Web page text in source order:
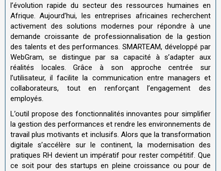
l’évolution rapide du secteur des ressources humaines en
Afrique. Aujourd’hui, les entreprises africaines recherchent
activement des solutions modernes pour répondre à une
demande croissante de professionnalisation de la gestion
des talents et des performances. SMARTEAM, développé par
WebGram, se distingue par sa capacité à s’adapter aux
réalités locales. Grâce à son approche centrée sur
l’utilisateur, il facilite la communication entre managers et
collaborateurs, tout en renforçant l’engagement des
employés.
L’outil propose des fonctionnalités innovantes pour simplifier
la gestion des performances et rendre les environnements de
travail plus motivants et inclusifs. Alors que la transformation
digitale s’accélère sur le continent, la modernisation des
pratiques RH devient un impératif pour rester compétitif. Que
ce soit pour des startups en pleine croissance ou pour de